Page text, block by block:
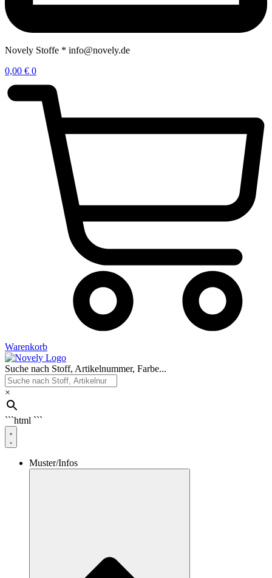
Novely Stoffe * info@novely.de
0,00 € 0
Warenkorb
Suche nach Stoff, Artikelnummer, Farbe...
×
```html ```
Muster/Infos